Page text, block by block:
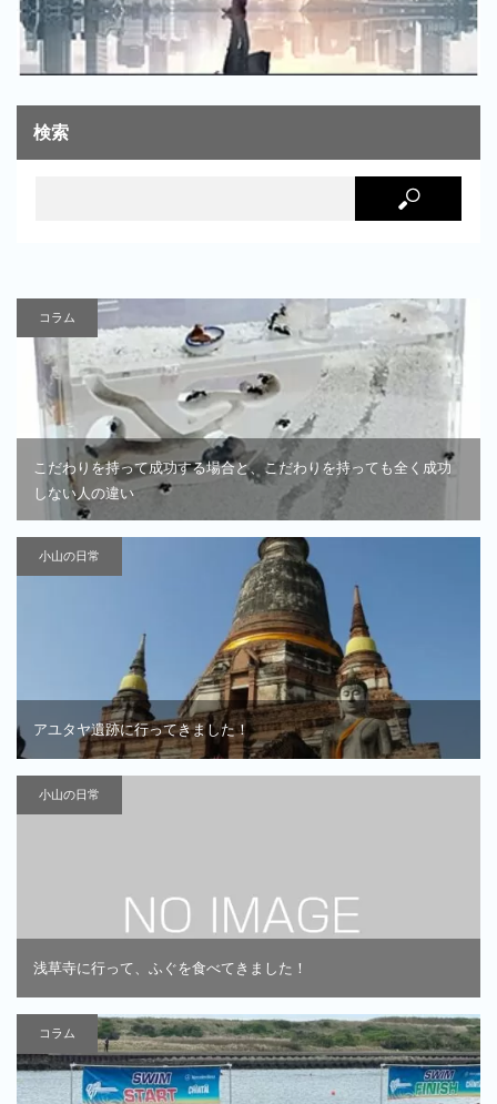
検索
コラム
こだわりを持って成功する場合と、こだわりを持っても全く成功
しない人の違い
小山の日常
アユタヤ遺跡に行ってきました！
小山の日常
浅草寺に行って、ふぐを食べてきました！
コラム